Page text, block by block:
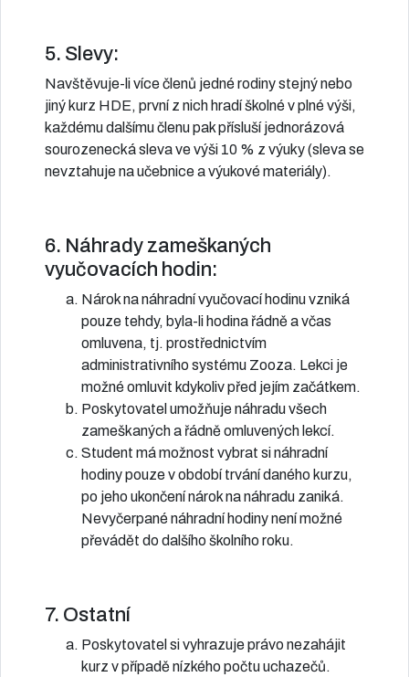
5. Slevy:
Navštěvuje-li více členů jedné rodiny stejný nebo
jiný kurz HDE, první z nich hradí školné v plné výši,
každému dalšímu členu pak přísluší jednorázová
sourozenecká sleva ve výši 10 % z výuky (sleva se
nevztahuje na učebnice a výukové materiály).
6. Náhrady zameškaných
vyučovacích hodin:
Nárok na náhradní vyučovací hodinu vzniká
pouze tehdy, byla-li hodina řádně a včas
omluvena, tj. prostřednictvím
administrativního systému Zooza. Lekci je
možné omluvit kdykoliv před jejím začátkem.
Poskytovatel umožňuje náhradu všech
zameškaných a řádně omluvených lekcí.
Student má možnost vybrat si náhradní
hodiny pouze v období trvání daného kurzu,
po jeho ukončení nárok na náhradu zaniká.
Nevyčerpané náhradní hodiny není možné
převádět do dalšího školního roku.
7. Ostatní
Poskytovatel si vyhrazuje právo nezahájit
kurz v případě nízkého počtu uchazečů.